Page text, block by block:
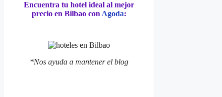
Encuentra tu hotel ideal al mejor
precio en Bilbao con Agoda:
*Nos ayuda a mantener el blog